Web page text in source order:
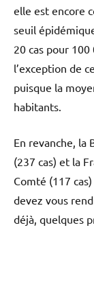
elle est encore
seuil
20 cas pour
l’exception de
puisque la
habitants.
En revanche, la
(237 cas) et la
Comté (117
devez vous
déjà, quelques